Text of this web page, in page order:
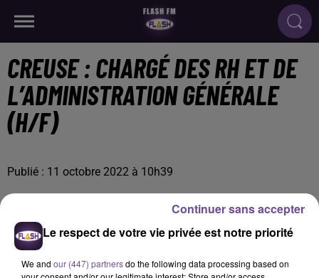
CREUSE : CHARGÉ DES RH ET DE
L’ADMINISTRATION GÉNÉRALE
(H/F)
Publié : 11 octobre 2022 à 10h39
Le respect de votre vie privée est notre priorité
We and our (447) partnersdo the following data processing based on
Continuer sans accepter